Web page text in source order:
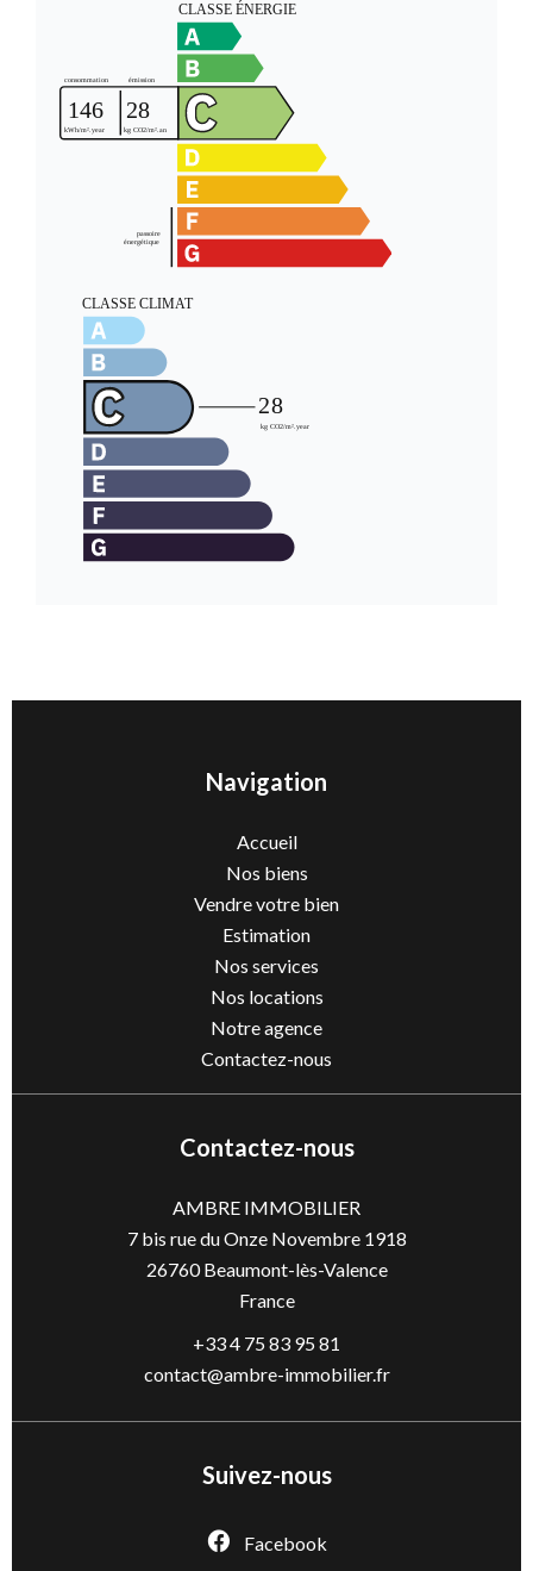
Navigation
Accueil
Nos biens
Vendre votre bien
Estimation
Nos services
Nos locations
Notre agence
Contactez-nous
Contactez-nous
AMBRE IMMOBILIER
7 bis rue du Onze Novembre 1918
26760Beaumont-lès-Valence
France
+33 4 75 83 95 81
contact@ambre-immobilier.fr
Suivez-nous
Facebook